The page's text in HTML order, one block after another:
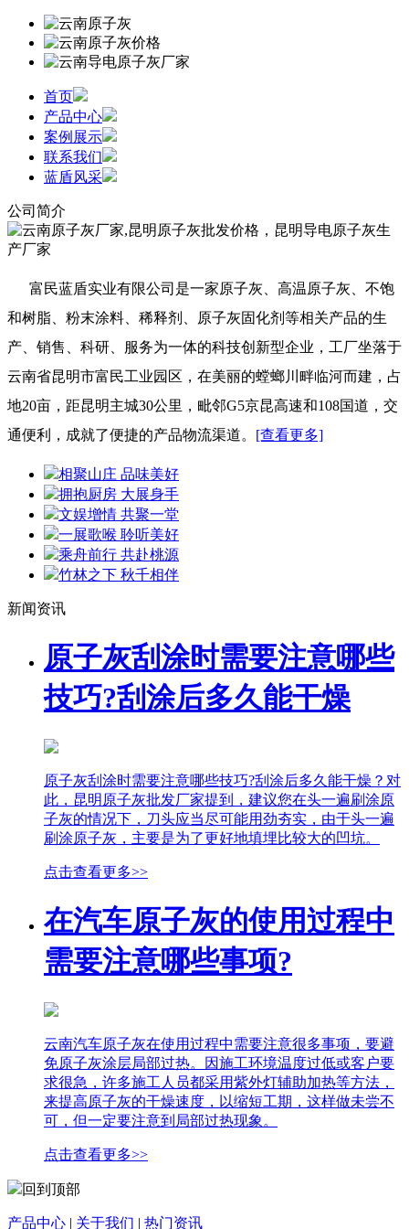
首页
产品中心
案例展示
联系我们
蓝盾风采
公司简介
富民蓝盾实业有限公司是一家原子灰、高温原子灰、不饱
和树脂、粉末涂料、稀释剂、原子灰固化剂等相关产品的生
产、销售、科研、服务为一体的科技创新型企业，工厂坐落于
云南省昆明市富民工业园区，在美丽的螳螂川畔临河而建，占
地20亩，距昆明主城30公里，毗邻G5京昆高速和108国道，交
通便利，成就了便捷的产品物流渠道。 [查看更多]
相聚山庄 品味美好
拥抱厨房 大展身手
文娱增情 共聚一堂
一展歌喉 聆听美好
乘舟前行 共赴桃源
竹林之下 秋千相伴
新闻资讯
原子灰刮涂时需要注意哪些
技巧?刮涂后多久能干燥
原子灰刮涂时需要注意哪些技巧?刮涂后多久能干燥？对
此，昆明原子灰批发厂家提到，建议您在头一遍刷涂原
子灰的情况下，刀头应当尽可能用劲夯实，由于头一遍
刷涂原子灰，主要是为了更好地填埋比较大的凹坑。
点击查看更多>>
在汽车原子灰的使用过程中
需要注意哪些事项?
云南汽车原子灰在使用过程中需要注意很多事项，要避
免原子灰涂层局部过热。因施工环境温度过低或客户要
求很急，许多施工人员都采用紫外灯辅助加热等方法，
来提高原子灰的干燥速度，以缩短工期，这样做未尝不
可，但一定要注意到局部过热现象。
点击查看更多>>
回到顶部
产品中心 | 关于我们 | 热门资讯